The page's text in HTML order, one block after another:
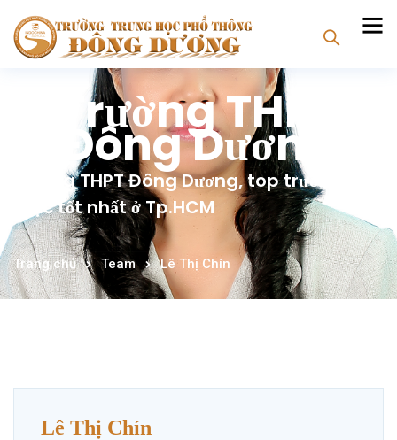
Trường THPT
Đông Dương
Trường THPT Đông Dương, top trường tư
thục tốt nhất ở Tp.HCM
Trang chủ Team Lê Thị Chín
Lê Thị Chín